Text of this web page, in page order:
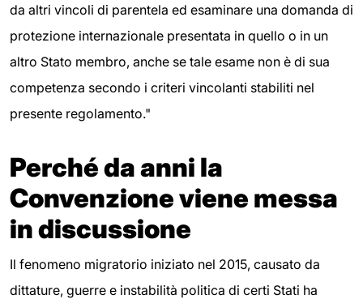
da altri vincoli di parentela ed esaminare una domanda di
protezione internazionale presentata in quello o in un
altro Stato membro, anche se tale esame non è di sua
competenza secondo i criteri vincolanti stabiliti nel
presente regolamento."
Perché da anni la
Convenzione viene messa
in discussione
Il fenomeno migratorio iniziato nel 2015, causato da
dittature, guerre e instabilità politica di certi Stati ha